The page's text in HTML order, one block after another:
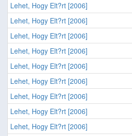
Lehet, Hogy Elt?rt [2006]
Lehet, Hogy Elt?rt [2006]
Lehet, Hogy Elt?rt [2006]
Lehet, Hogy Elt?rt [2006]
Lehet, Hogy Elt?rt [2006]
Lehet, Hogy Elt?rt [2006]
Lehet, Hogy Elt?rt [2006]
Lehet, Hogy Elt?rt [2006]
Lehet, Hogy Elt?rt [2006]